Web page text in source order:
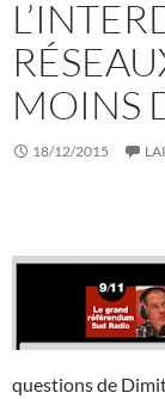
MOINS
18/12/2015
questions de